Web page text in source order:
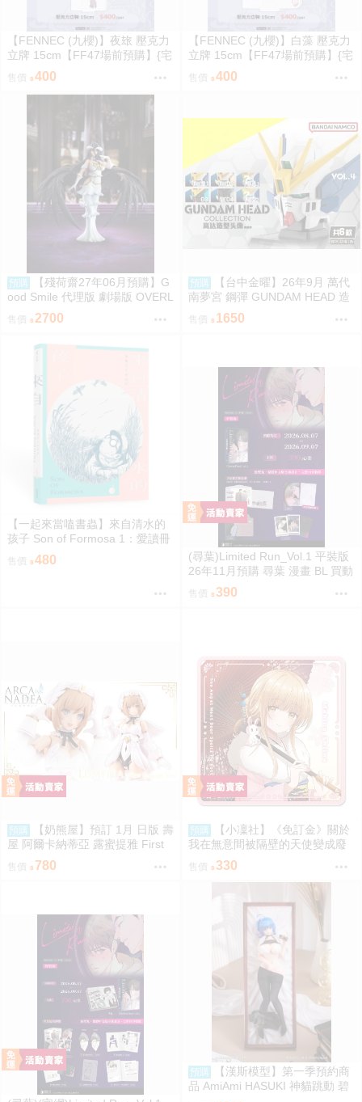
【FENNEC (九櫻)】夜玈 壓克力
立牌 15cm【FF47場前預購】{宅
售價 400
【FENNEC (九櫻)】白藻 壓克力
立牌 15cm【FF47場前預購】{宅
售價 400
預購
【殘荷齋27年06月預購】G
ood Smile 代理版 劇場版 OVERL
ORD 聖王國篇 雅兒貝德 figma
可動 0917
售價 2700
預購
【台中金曜】26年9月 萬代
南夢宮 鋼彈 GUNDAM HEAD 造
型頭像 第四彈 盲盒 中盒6入 081
售價 1650
【一起來當嗑書蟲】來自清水的
孩子 Son of Formosa 1：愛讀冊
的少年480
(尋葉)Limited Run_Vol.1 平裝版
26年11月預購 尋葉 漫畫 BL 買動
390
預購
【奶熊屋】預訂 1月 日版 壽
屋 阿爾卡納蒂亞 露蜜提雅 First
Engage 一般版 組裝模型 0816
售價 780
預購
【小凜社】《免訂金》關於
我在無意間被隔壁的天使變成廢
柴這件事2 椎名真晝 新年 萬聖節
紅葉 聖誕節 杯墊
售價 330
預購
【漢斯模型】第一季預約商
品 AmiAmi HASUKI 神貓跳動 碧